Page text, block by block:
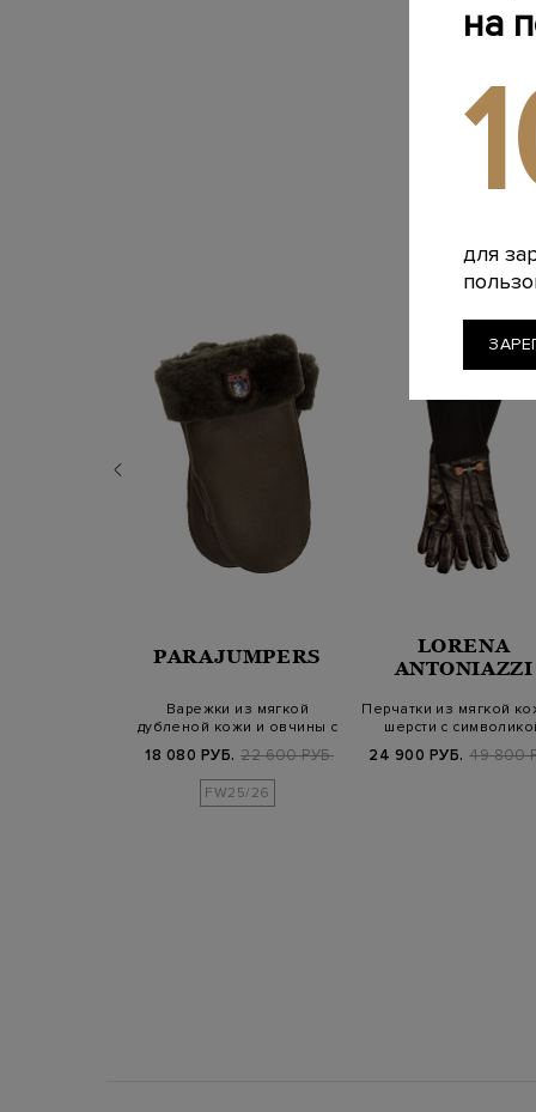
PARAJUMPERS
Варежки из мягкой
дубленой кожи и овчины с
патчем
18 080 РУБ. 22 600 РУБ.
FW25/26
LORENA
ANTONIAZZI
Перчатки из мягкой
шерсти с
Swarovsk…
24 900 РУБ. 49 800
на
для